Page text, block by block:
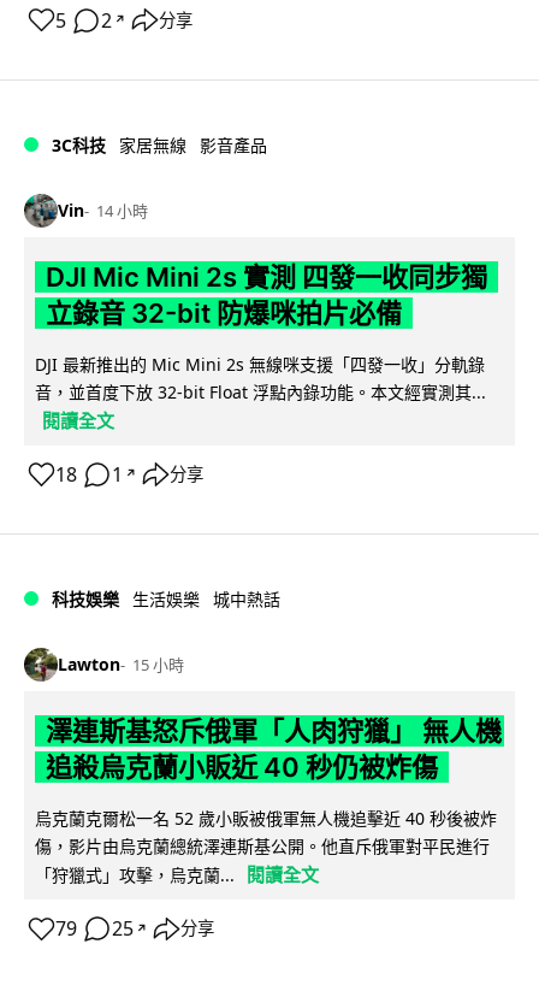
5 2 ↗ 分享
3C科技 家居無線 影音產品
Vin 14 小時
DJI Mic Mini 2s 實測 四發一收同步獨
立錄音 32-bit 防爆咪拍片必備
DJI 最新推出的 Mic Mini 2s 無線咪支援「四發一收」分軌錄
音，並首度下放 32-bit Float 浮點內錄功能。本文經實測其...
閱讀全文
18 1 ↗ 分享
科技娛樂 生活娛樂 城中熱話
Lawton 15 小時
澤連斯基怒斥俄軍「人肉狩獵」 無人機
追殺烏克蘭小販近 40 秒仍被炸傷
烏克蘭克爾松一名 52 歲小販被俄軍無人機追擊近 40 秒後被炸
傷，影片由烏克蘭總統澤連斯基公開。他直斥俄軍對平民進行
「狩獵式」攻擊，烏克蘭...
閱讀全文
79 25 ↗ 分享